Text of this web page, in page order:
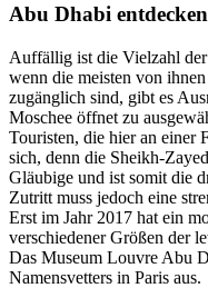
Abu Dhabi entdecken
Auffällig ist die Vielzahl
wenn die meisten von
zugänglich sind, gibt es
Moschee öffnet zu
Touristen, die hier an einer
sich, denn die Sheikh-
Gläubige und ist somit die
Zutritt muss jedoch eine
Erst im Jahr 2017 hat ein
verschiedener Größen der
Das Museum Louvre Abu
Namensvetters in Paris aus.